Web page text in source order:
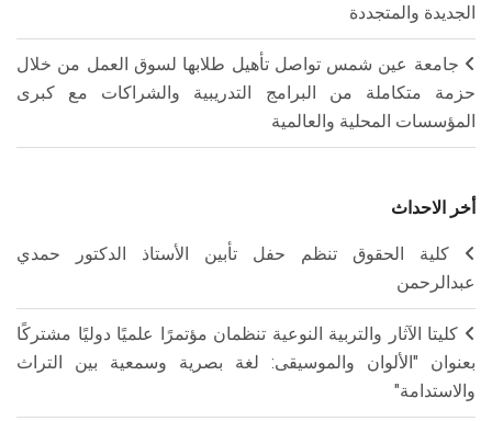
الجديدة والمتجددة
جامعة عين شمس تواصل تأهيل طلابها لسوق العمل من خلال
حزمة متكاملة من البرامج التدريبية والشراكات مع كبرى
المؤسسات المحلية والعالمية
أخر الاحداث
كلية الحقوق تنظم حفل تأبين الأستاذ الدكتور حمدي
عبدالرحمن
كليتا الآثار والتربية النوعية تنظمان مؤتمرًا علميًا دوليًا مشتركًا
بعنوان "الألوان والموسيقى: لغة بصرية وسمعية بين التراث
والاستدامة"